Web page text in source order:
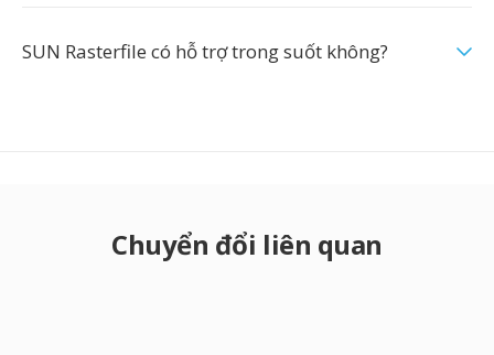
SUN Rasterfile có hỗ trợ trong suốt không?
Chuyển đổi liên quan